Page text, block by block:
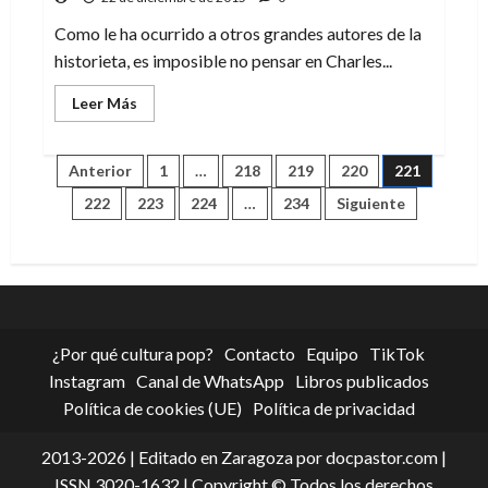
es
en
sí
mismo
un
Como le ha ocurrido a otros grandes autores de la
historieta, es imposible no pensar en Charles...
Leer Más
más
Charles
Schulz,
el
padre
Peanuts
Paginación
de
Anterior 1 … 218 219 220
221
222
223 224 … 234 Siguiente
¿Por qué cultura pop? Contacto Equipo
TikTok
Instagram Canal de WhatsApp
Libros publicados
Política de cookies (UE)
Política de privacidad
2013-2026 | Editado en Zaragoza por docpastor.com |